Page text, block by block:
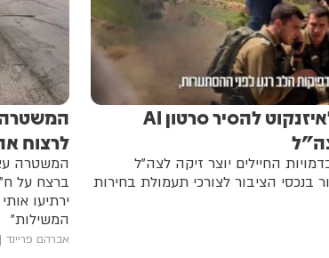
סולברג הורה לאיזנקוט להסיר סרטון AI
החיילים יוצר זיקה לצה"ל
בנכסי הציבור לצורכי תעמולת בחירות
המשטרה
לרצוח
ברצח על
ירתיעו
המשילות"
אברהם פריינד